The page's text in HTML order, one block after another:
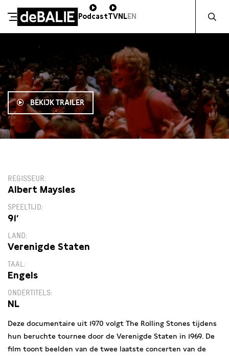
Meteen naar de content
De Balie
PodcastTVNLEN
BEKIJK TRAILER
REGISSEUR
Albert Maysles
SPEELTIJD
91′
LAND
Verenigde Staten
TAAL
Engels
ONDERTITELS
NL
Deze documentaire uit 1970 volgt The Rolling Stones tijdens
hun beruchte tournee door de Verenigde Staten in 1969. De
film toont beelden van de twee laatste concerten van de